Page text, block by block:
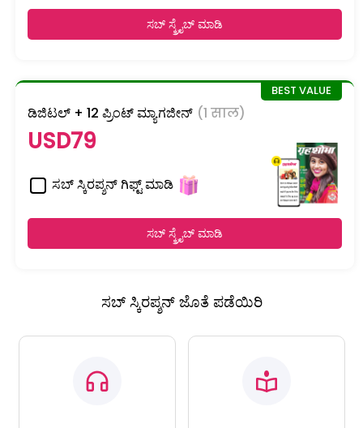
ಸಬ್ ಸ್ಕ್ರೈಬ್ ಮಾಡಿ
ಡಿಜಿಟಲ್ + 12 ಪ್ರಿಂಟ್ ಮ್ಯಾಗಜೀನ್ (1 साल)
USD79
ಸಬ್ ಸ್ಕಿರಪ್ಶನ್ ಗಿಫ್ಟ್ ಮಾಡಿ
ಸಬ್ ಸ್ಕ್ರೈಬ್ ಮಾಡಿ
ಸಬ್ ಸ್ಕಿರಪ್ಶನ್ ಜೊತೆ ಪಡೆಯಿರಿ